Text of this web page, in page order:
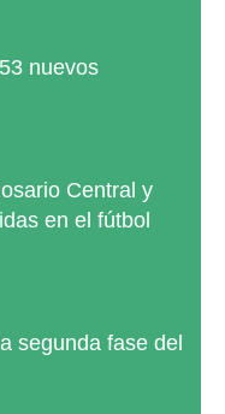
nuevos
Central y
en el fútbol
segunda fase del